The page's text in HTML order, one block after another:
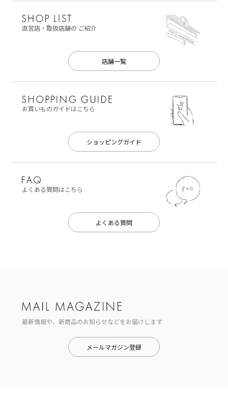
直営店・取扱店舗の ご紹介
店舗一覧
お買いものガイドはこちら
ショッピングガイド
よくある質問はこちら
よくある質問
最新情報や、新商品のお知らせなどをお届けします
メールマガジン登録